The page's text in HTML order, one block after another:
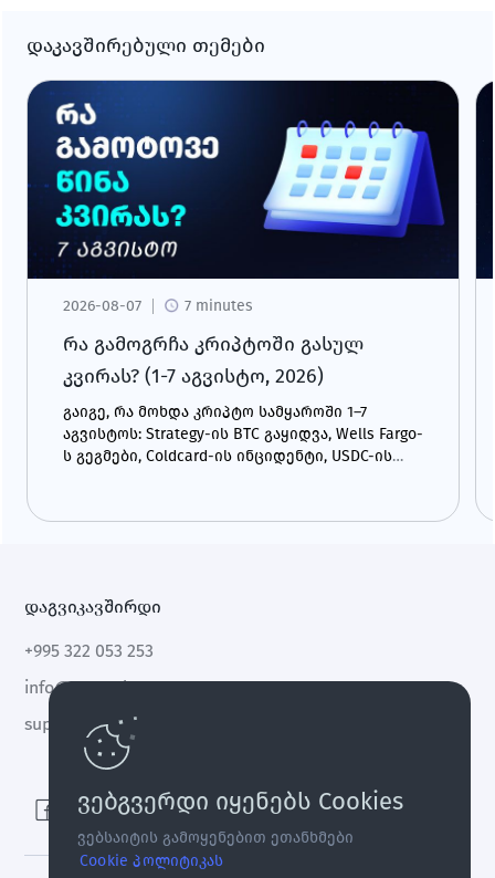
დაკავშირებული თემები
2026-08-07 7 minutes
რა გამოგრჩა კრიპტოში გასულ
კვირას? (1-7 აგვისტო, 2026)
გაიგე, რა მოხდა კრიპტო სამყაროში 1–7
აგვისტოს: Strategy-ის BTC გაყიდვა, Wells Fargo-
ს გეგმები, Coldcard-ის ინციდენტი, USDC-ის
დაგვიკავშირდი
+995 322 053 253
info@cryptal.com
support@cryptal.com
ვებგვერდი იყენებს Cookies
ვებსაიტის გამოყენებით ეთანხმები
Cookie პოლიტიკას